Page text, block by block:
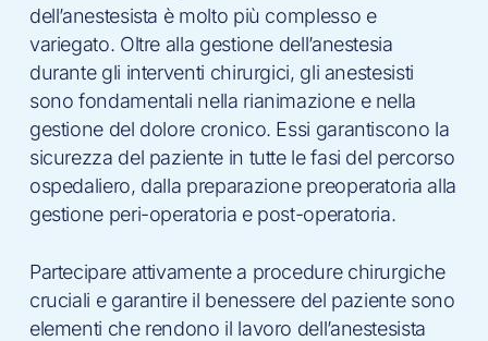
dell’anestesista è molto più complesso e
variegato. Oltre alla gestione dell’anestesia
durante gli interventi chirurgici, gli anestesisti
sono fondamentali nella rianimazione e nella
gestione del dolore cronico. Essi garantiscono la
sicurezza del paziente in tutte le fasi del percorso
ospedaliero, dalla preparazione preoperatoria alla
gestione peri-operatoria e post-operatoria.
Partecipare attivamente a procedure chirurgiche
cruciali e garantire il benessere del paziente sono
elementi che rendono il lavoro dell’anestesista